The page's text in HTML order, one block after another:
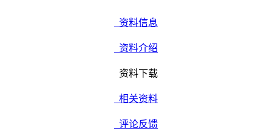
资料信息
资料介绍
资料下载
相关资料
评论反馈